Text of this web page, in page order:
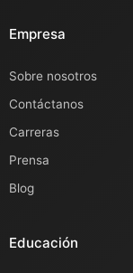
Empresa
Sobre nosotros
Contáctanos
Carreras
Prensa
Blog
Educación